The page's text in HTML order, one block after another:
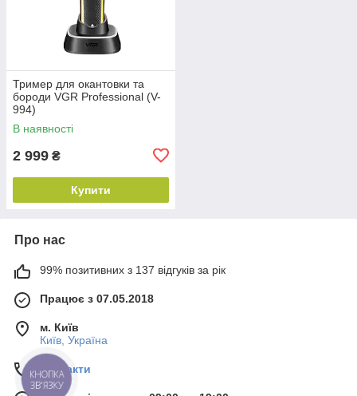
Тример для окантовки та
бороди VGR Professional (V-
994)
В наявності
2 999 ₴
Купити
Про нас
99% позитивних з 137 відгуків за рік
Працює з 07.05.2018
м. Київ
Київ, Україна
Контакти
КНОПКА
ЗВ'ЯЗКУ